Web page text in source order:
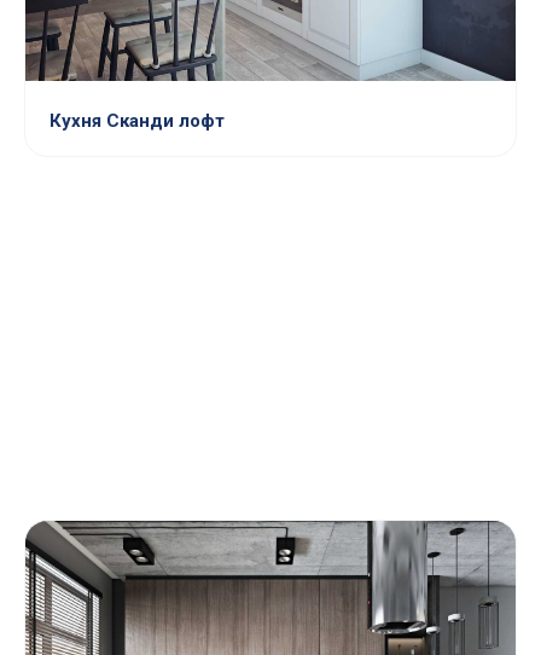
Кухня Сканди лофт